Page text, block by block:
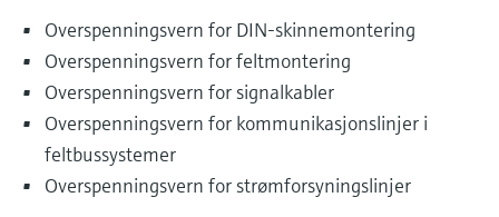
Overspenningsvern for DIN-skinne­montering
Overspenningsvern for feltmontering
Overspenningsvern for signalkabler
Overspenningsvern for kommunikasjonslinjer i
feltbussystemer
Overspenningsvern for strømforsyningslinjer